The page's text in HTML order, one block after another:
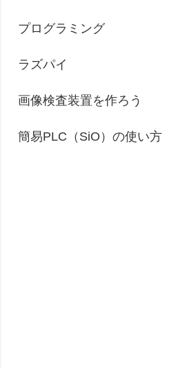
プログラミング
ラズパイ
画像検査装置を作ろう
簡易PLC（SiO）の使い方